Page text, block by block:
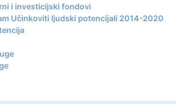
i investicijski fondovi
Učinkoviti ljudski potencijali 2014-2020